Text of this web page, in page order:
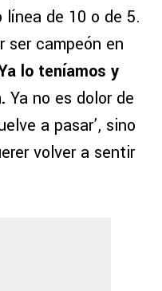
línea de 10 o de 5.
ser campeón en
lo teníamos y
Ya no es dolor de
a pasar’, sino
volver a sentir